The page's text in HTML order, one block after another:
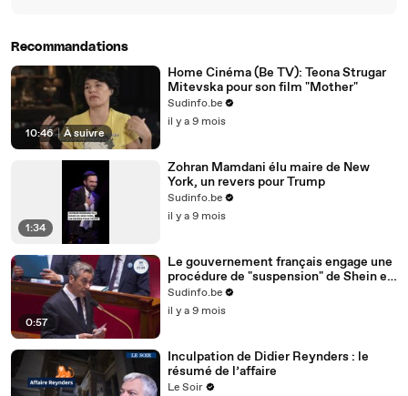
Recommandations
10:46 | À suivre
Home Cinéma (Be TV): Teona Strugar
Mitevska pour son film "Mother"
Sudinfo.be
il y a 9 mois
1:34
Zohran Mamdani élu maire de New
York, un revers pour Trump
Sudinfo.be
il y a 9 mois
0:57
Le gouvernement français engage une
procédure de "suspension" de Shein en
France
Sudinfo.be
il y a 9 mois
Inculpation de Didier Reynders : le
résumé de l’affaire
Le Soir